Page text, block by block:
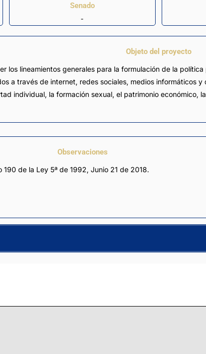
Senado
-
Objeto del proyecto
los lineamientos generales para la formulación de la
a través de internet, redes sociales, medios informáticos
individual, la formación sexual, el patrimonio económico,
Observaciones
de la Ley 5ª de 1992, Junio 21 de 2018.